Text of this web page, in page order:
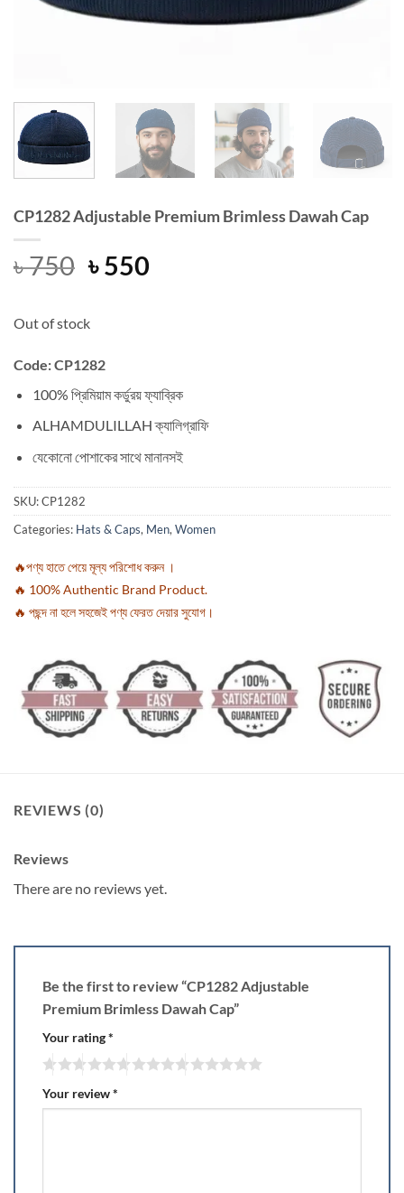
CP1282 Adjustable Premium Brimless Dawah Cap
৳750 Original
was:
৳550Current
Out of stock
Code: CP1282
100% প্রিমিয়াম কর্ডুরয় ফ্যাব্রিক
ALHAMDULILLAH ক্যালিগ্রাফি
যেকোনো পোশাকের সাথে মানানসই
SKU:CP1282
Categories: Hats & Caps, Men, Women
🔥পণ্য হাতে পেয়ে মূল্য পরিশোধ করুন ।
🔥 100% Authentic Brand Product.
🔥 পছন্দ না হলে সহজেই পণ্য ফেরত দেয়ার সুযোগ।
REVIEWS (0)
Reviews
There are no reviews yet.
Be the first to review “CP1282 Adjustable
Premium Brimless Dawah Cap”
Your rating*
Your review*